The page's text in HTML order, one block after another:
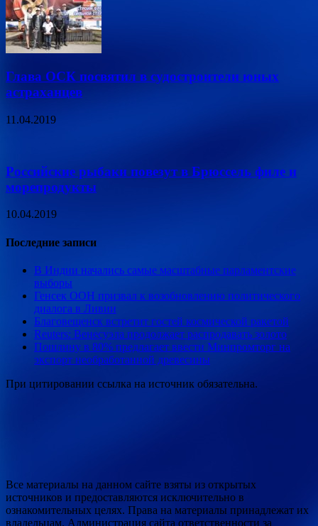
Глава ОСК посвятил в судостроители юных
астраханцев
11.04.2019
Российские рыбаки повезут в Брюссель филе и
морепродукты
10.04.2019
Последние записи
В Индии начались самые масштабные парламентские
выборы
Генсек ООН призвал к возобновлению политического
диалога в Ливии
Благовещенск встретит гостей космической ракетой
Reuters: Венесуэла продолжает распродавать золото
Пошлину в 80% предлагает ввести Минпромторг на
экспорт необработанной древесины
При цитировании ссылка на источник обязательна.
Все материалы на данном сайте взяты из открытых
источников и предоставляются исключительно в
ознакомительных целях. Права на материалы принадлежат их
владельцам. Администрация сайта ответственности за